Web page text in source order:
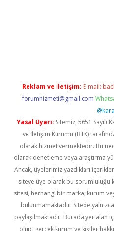
Reklam ve İletişim: E-mail:
forumhizmeti@gmail.com
Yasal Uyarı: Sitemiz, 5651 Sayılı
ve İletişim Kurumu (BTK)
olarak hizmet vermektedir. Bu
olarak denetleme veya araştırma
Ancak, üyelerimiz yazdıkları
siteye üye olarak bu sorumluluğu
sitesi, herhangi bir marka, kurum
bulunmamaktadır. Sitede
paylaşılmaktadır. Burada yer alan
olup, gerçek kurum ve kişiler